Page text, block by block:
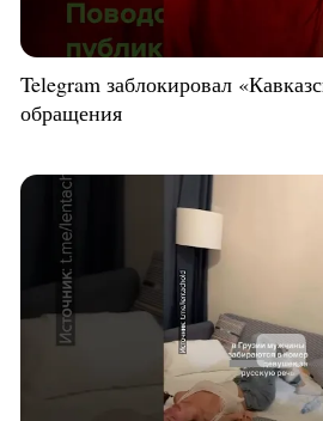
Telegram заблокировал
обращения